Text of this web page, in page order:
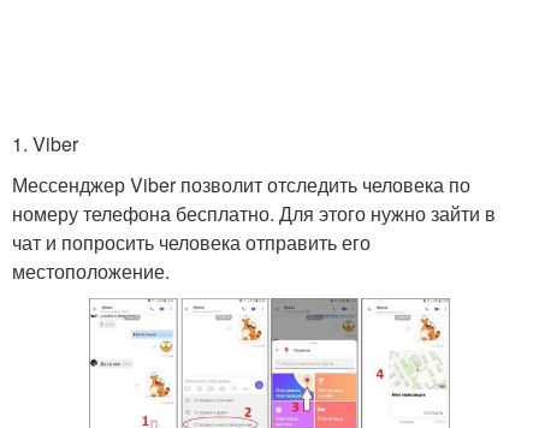
1. Viber
Мессенджер Viber позволит отследить человека по
номеру телефона бесплатно. Для этого нужно зайти в
чат и попросить человека отправить его
местоположение.